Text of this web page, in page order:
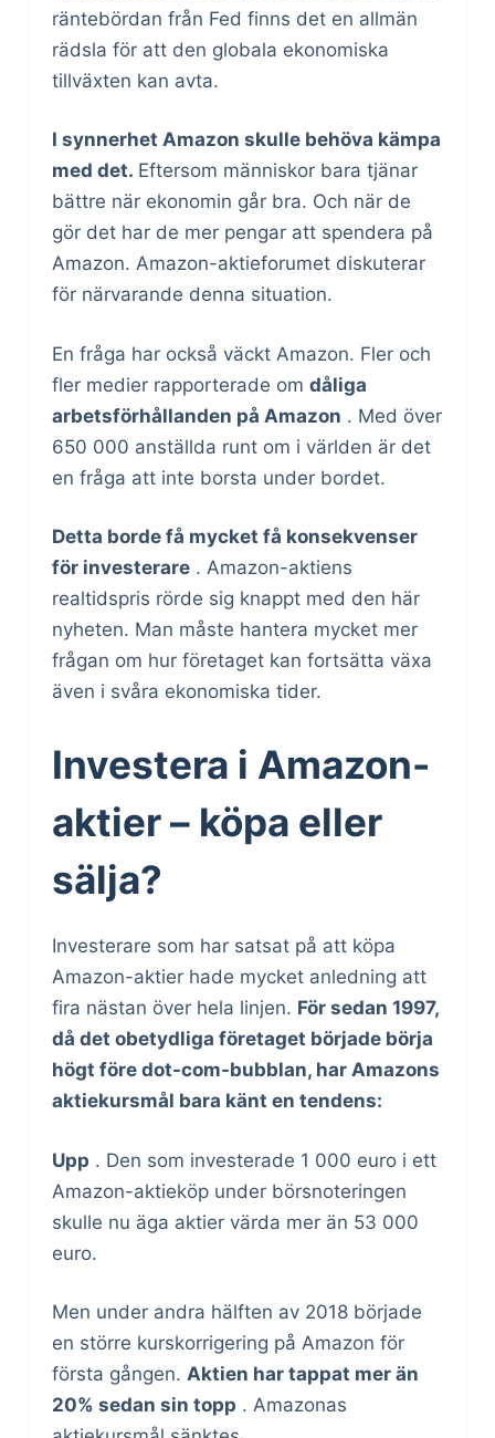
räntebördan från Fed finns det en allmän
rädsla för att den globala ekonomiska
tillväxten kan avta.
I synnerhet Amazon skulle behöva kämpa
med det. Eftersom människor bara tjänar
bättre när ekonomin går bra. Och när de
gör det har de mer pengar att spendera på
Amazon. Amazon-aktieforumet diskuterar
för närvarande denna situation.
En fråga har också väckt Amazon. Fler och
fler medier rapporterade om dåliga
arbetsförhållanden på Amazon . Med över
650 000 anställda runt om i världen är det
en fråga att inte borsta under bordet.
Detta borde få mycket få konsekvenser
för investerare. Amazon-aktiens
realtidspris rörde sig knappt med den här
nyheten. Man måste hantera mycket mer
frågan om hur företaget kan fortsätta växa
även i svåra ekonomiska tider.
Investera i Amazon-
aktier – köpa eller
sälja?
Investerare som har satsat på att köpa
Amazon-aktier hade mycket anledning att
fira nästan över hela linjen. För sedan 1997,
då det obetydliga företaget började börja
högt före dot-com-bubblan, har Amazons
aktiekursmål bara känt en tendens:
Upp . Den som investerade 1 000 euro i ett
Amazon-aktieköp under börsnoteringen
skulle nu äga aktier värda mer än 53 000
euro.
Men under andra hälften av 2018 började
en större kurskorrigering på Amazon för
första gången. Aktien har tappat mer än
20% sedan sin topp . Amazonas